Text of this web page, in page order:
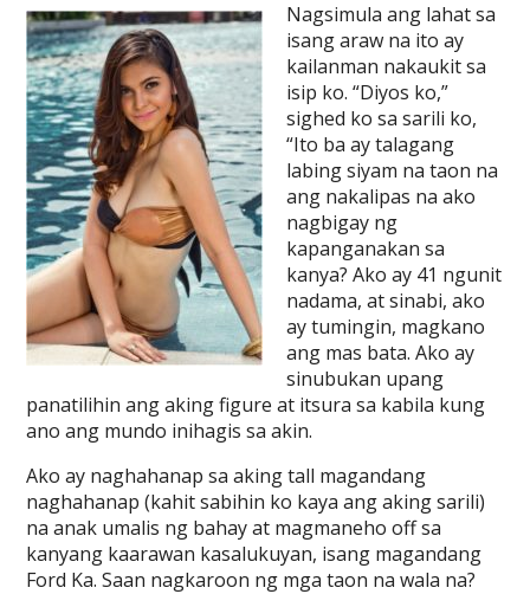
Nagsimula ang lahat sa
isang araw na ito ay
kailanman nakaukit sa
isip ko. “Diyos ko,”
sighed ko sa sarili ko,
“Ito ba ay talagang
labing siyam na taon na
ang nakalipas na ako
nagbigay ng
kapanganakan sa
kanya? Ako ay 41 ngunit
nadama, at sinabi, ako
ay tumingin, magkano
ang mas bata. Ako ay
sinubukan upang
panatilihin ang aking figure at itsura sa kabila kung
ano ang mundo inihagis sa akin.
Ako ay naghahanap sa aking tall magandang
naghahanap (kahit sabihin ko kaya ang aking sarili)
na anak umalis ng bahay at magmaneho off sa
kanyang kaarawan kasalukuyan, isang magandang
Ford Ka. Saan nagkaroon ng mga taon na wala na?